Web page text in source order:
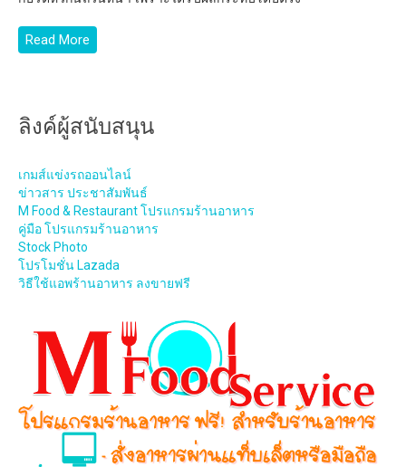
Read More
ลิงค์ผู้สนับสนุน
เกมส์แข่งรถออนไลน์
ข่าวสาร ประชาสัมพันธ์
M Food & Restaurant โปรแกรมร้านอาหาร
คู่มือ โปรแกรมร้านอาหาร
Stock Photo
โปรโมชั่น Lazada
วิธีใช้แอพร้านอาหาร ลงขายฟรี